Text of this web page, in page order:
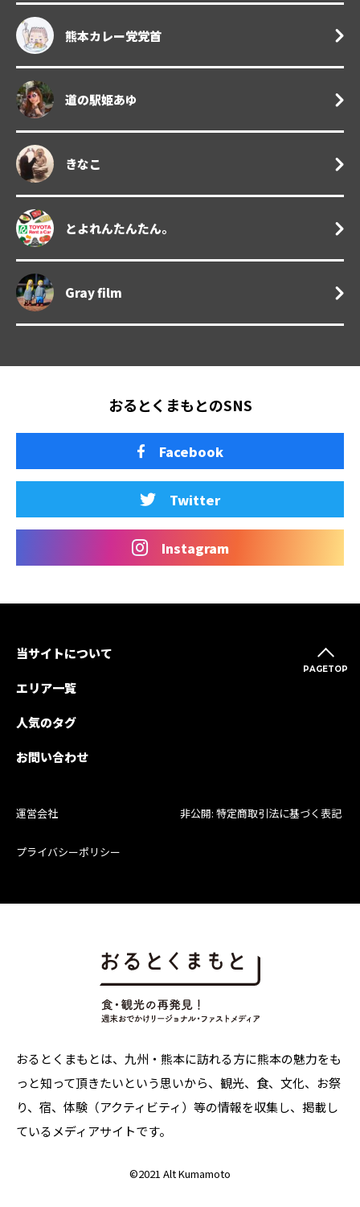
熊本カレー党党首
道の駅姫あゆ
きなこ
とよれんたんたん。
Gray film
おるとくまもとのSNS
Facebook
Twitter
Instagram
PAGETOP
当サイトについて
エリア一覧
人気のタグ
お問い合わせ
運営会社 非公開: 特定商取引法に基づく表記
プライバシーポリシー
おるとくまもとは、九州・熊本に訪れる方に熊本の魅力をも
っと知って頂きたいという思いから、観光、食、文化、お祭
り、宿、体験（アクティビティ）等の情報を収集し、掲載し
ているメディアサイトです。
©2021 Alt Kumamoto